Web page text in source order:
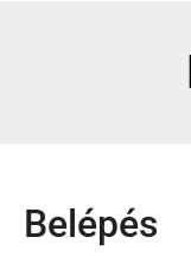
Belépés